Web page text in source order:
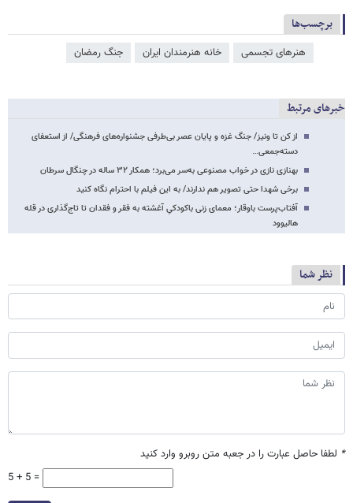
برچسب‌ها
هنرهای تجسمی خانه هنرمندان ایران جنگ رمضان
خبرهای مرتبط
از کن تا ونیز/ جنگ غزه و پایان عصر بی‌طرفی جشنواره‌های فرهنگی/ از استعفای
دسته‌جمعی…
بهنازی نازی در خواب مصنوعی به‌سر می‌برد؛ همکار ۳۲ ساله در چنگال سرطان
برخی شهدا حتی تصویر هم ندارند/ به این فیلم با احترام نگاه کنید
آفتاب‌پرست باوقار؛ معمای زنی باکودکیِ آغشته به فقر و فقدان تا تاج‌گذاری در قله
هالیوود
نظر شما
* لطفا حاصل عبارت را در جعبه متن روبرو وارد کنید
5 + 5 =